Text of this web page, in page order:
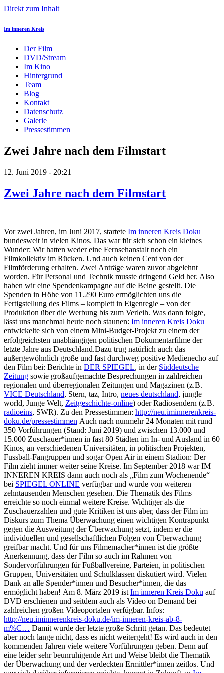
Direkt zum Inhalt
Im inneren Kreis
Der Film
DVD/Stream
Im Kino
Hintergrund
Team
Blog
Kontakt
Datenschutz
Galerie
Pressestimmen
Zwei Jahre nach dem Filmstart
12. Juni 2019 - 20:21
Zwei Jahre nach dem Filmstart
Vor zwei Jahren, im Juni 2017, startete Im inneren Kreis Doku
bundesweit in vielen Kinos. Das war für sich schon ein kleines
Wunder: Wir hatten weder eine Fernsehanstalt noch ein
Filmkollektiv im Rücken. Und auch keinen Cent von der
Filmförderung erhalten. Zwei Anträge waren zuvor abgelehnt
worden. Für Personal und Technik musste dringend Geld her. Also
haben wir eine Spendenkampagne auf die Beine gestellt. Die
Spenden in Höhe von 11.290 Euro ermöglichten uns die
Fertigstellung des Films – komplett in Eigenregie – von der
Produktion über die Werbung bis zum Verleih. Was dann folgte,
lässt uns manchmal heute noch staunen: Im inneren Kreis Doku
entwickelte sich von einem Mini-Budget-Projekt zu einem der
erfolgreichsten unabhängigen politischen Dokumentarfilme der
letzte Jahre aus Deutschland.Dazu trug natürlich auch das
außergewöhnlich große und fast durchweg positive Medienecho auf
den Film bei: Berichte in DER SPIEGEL, in der Süddeutsche
Zeitung sowie großaufgemachte Besprechungen in zahlreichen
regionalen und überregionalen Zeitungen und Magazinen (z.B.
VICE Deutschland, Stern, taz, Intro, neues deutschland, jungle
world, Junge Welt, Zeitgeschichte-online) oder Radiosendern (z.B.
radioeins, SWR). Zu den Pressestimmen: http://neu.iminnerenkreis-
doku.de/pressestimmen Auch nach nunmehr 24 Monaten mit rund
350 Vorführungen (Stand: Juni 2019) und zwischen 13.000 und
15.000 Zuschauer*innen in fast 80 Städten im In- und Ausland in 60
Kinos, an verschiedenen Universitäten, in politischen Projekten,
Fussball-Fangruppen und sogar Open Air in einem Stadion: Der
Film zieht immer weiter seine Kreise. Im September 2018 war IM
INNEREN KREIS dann auch noch als „Film zum Wochenende“
bei SPIEGEL ONLINE verfügbar und wurde von weiteren
zehntausenden Menschen gesehen. Die Thematik des Films
erreichte so noch einmal weitere Kreise. Wichtiger als die
Zuschauerzahlen und gute Kritiken ist uns aber, dass der Film im
Diskurs zum Thema Überwachung einen wichtigen Kontrapunkt
gegen die Ausweitung der Überwachung setzt, indem er die
individuellen und gesellschaftlichen Folgen von Überwachung
greifbar macht. Und für uns Filmemacher*innen ist die größte
Anerkennung, dass der Film so auch im Rahmen von
Sondervorführungen für Fußballvereine, Parteien, in politischen
Gruppen, Universitäten und Schulklassen diskutiert wird. Vielen
Dank an alle Spender*innen und Besucher*innen, die das
ermöglicht haben! Am 8. März 2019 ist Im inneren Kreis Doku auf
DVD erschienen und seitdem auch als Video on Demand bei
zahlreichen großen Videoportalen verfügbar. Infos:
http://neu.iminnerenkreis-doku.de/im-inneren-kreis-ab-8-
m%C… Damit wurde der letzte große Schritt getan. Das bedeutet
aber noch lange nicht, dass es nicht weitergeht! Es wird auch in den
kommenden Jahren viele weitere Vorführungen geben. Denn auf
eine leider sehr beunruhigende Art und Weise bleibt die Thematik
der Überwachung und der verdeckten Ermittler*innen zeitlos. Und